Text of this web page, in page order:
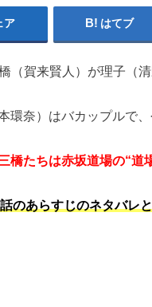
ア はてブ
（賀来賢人）が理子（
環奈）はバカップルで
橋たちは赤坂道場の“
のあらすじのネタバレ